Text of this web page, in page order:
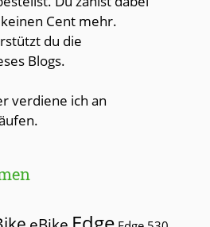
Cent mehr.
du die
Blogs.
verdiene ich an